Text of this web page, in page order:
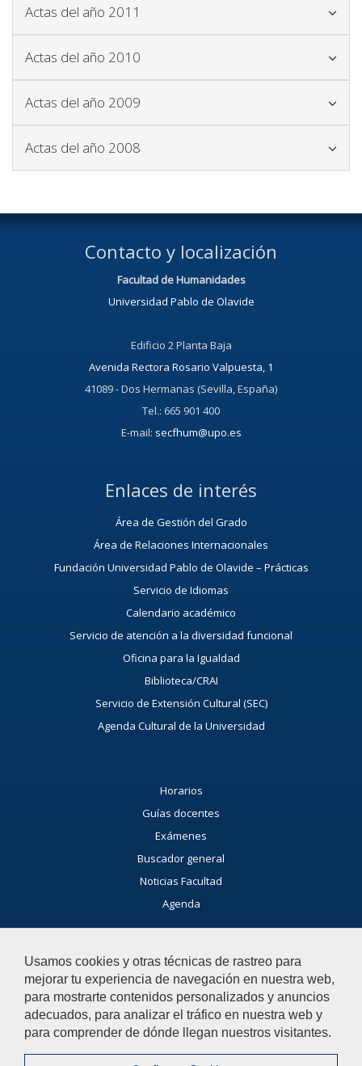
Usamos cookies y otras técnicas de rastreo para
mejorar tu experiencia de navegación en nuestra web,
para mostrarte contenidos personalizados y anuncios
adecuados, para analizar el tráfico en nuestra web y
para comprender de dónde llegan nuestros visitantes.
Actas del año 2011 Icono para plegar y desplegar el
Actas del año 2010 Icono para plegar y desplegar el
Actas del año 2009 Icono para plegar y desplegar el
Actas del año 2008 Icono para plegar y desplegar el
Contacto y localización
Facultad de Humanidades
Universidad Pablo de Olavide
Edificio 2 Planta Baja
Avenida Rectora Rosario Valpuesta, 1
41089 - Dos Hermanas (Sevilla, España)
Tel.: 665 901 400
E-mail: secfhum@upo.es
Enlaces de interés
Área de Gestión del Grado
Área de Relaciones Internacionales
Fundación Universidad Pablo de Olavide – Prácticas
Servicio de Idiomas
Calendario académico
Servicio de atención a la diversidad funcional
Oficina para la Igualdad
Biblioteca/CRAI
Servicio de Extensión Cultural (SEC)
Agenda Cultural de la Universidad
Horarios
Guías docentes
Exámenes
Buscador general
Noticias Facultad
Agenda
Buzón de consultas
Si tienes dudas, contacta con nosotros.
Contacta con nosotros